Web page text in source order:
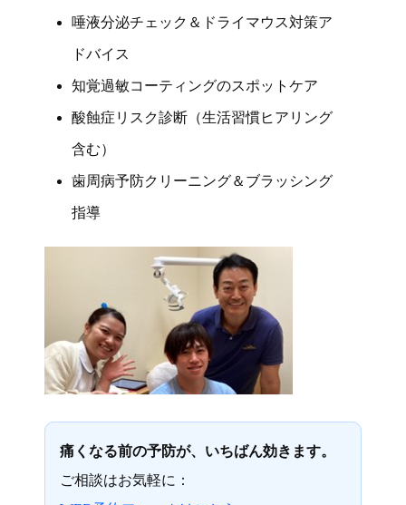
唾液分泌チェック＆ドライマウス対策ア
ドバイス
知覚過敏コーティングのスポットケア
酸蝕症リスク診断（生活習慣ヒアリング
含む）
歯周病予防クリーニング＆ブラッシング
指導
痛くなる前の予防が、いちばん効きます。
ご相談はお気軽に：